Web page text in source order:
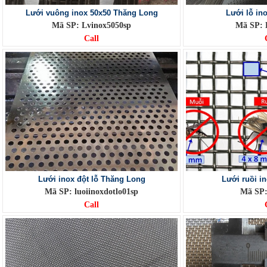
Lưới vuông inox 50x50 Thăng Long
Mã SP: Lvinox5050sp
Call
Lưới lỗ
Mã SP:
Lưới inox đột lỗ Thăng Long
Mã SP: luoiinoxdotlo01sp
Call
Lưới ruồi
Mã